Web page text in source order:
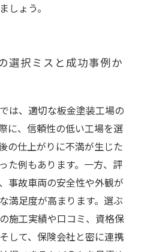
しょう。
選択ミスと成功事例か
は、適切な板金塗装工場の
に、信頼性の低い工場を選
の仕上がりに不満が生じた
た例もあります。一方、評
事故車両の安全性や外観が
満足度が高まります。選ぶ
施工実績や口コミ、資格保
して、保険会社と密に連携